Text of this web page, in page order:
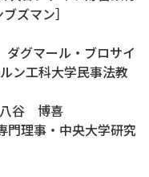
ズマン］
グマール・ブロサイ
科大学民事法教
谷 博喜
・中央大学研究